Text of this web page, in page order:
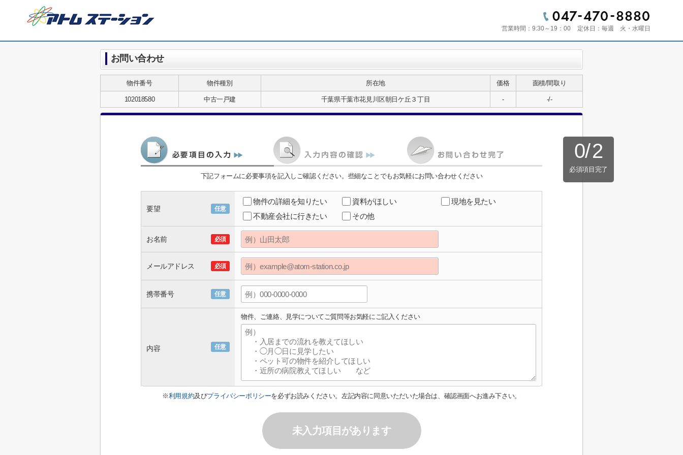
営業時間： 9:30～19：00 定休日： 毎週 火・水曜日
お問い合わせ
物件番号 物件種別 所在地 価格 面積/間取り
102018580 中古一戸建 千葉県千葉市花見川区朝日ケ丘３丁目 - -/-
0/2
必須項目完了
下記フォームに必要事項を記入しご確認ください。些細なことでもお気軽にお問い合わせください
要望 任意
物件の詳細を知りたい 資料がほしい
現地を見たい
不動産会社に行きたい
その他
お名前 必須
メールアドレス 必須
携帯番号 任意
内容 任意
物件、ご連絡、見学についてご質問等お気軽にご記入ください
※利用規約及びプライバシーポリシーを必ずお読みください。左記内容に同意いただいた場合は、確認画面へお進み下さい。
未入力項目があります